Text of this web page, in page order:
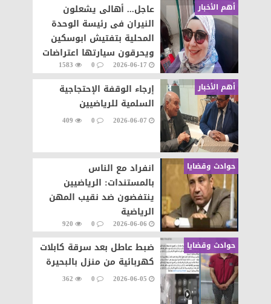
أهم الأخبار
عاجل... أهالى يشعلون
النيران فى رئيسة الوحدة
المحلية بتفتيش ابوسكين
ويحرقون سيارتها اعتراضات
على تنفيذ قرار إزالة..
2026-06-17
0
1583
أهم الأخبار
إرجاء الوقفة الإحتجاجية
السلمية للرياضيين
2026-06-07
0
409
حوادث وقضايا
انفراد مع الناس
بالمستندات: الرياضيين
ينتفضون ضد نقيب المهن
الرياضية
2026-06-06
0
920
حوادث وقضايا
ضبط عاطل بعد سرقة كابلات
كهربائية من منزل بالبحيرة
2026-06-05
0
362